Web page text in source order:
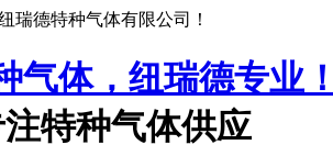
瑞德特种气体有限公司！
特种气体供应